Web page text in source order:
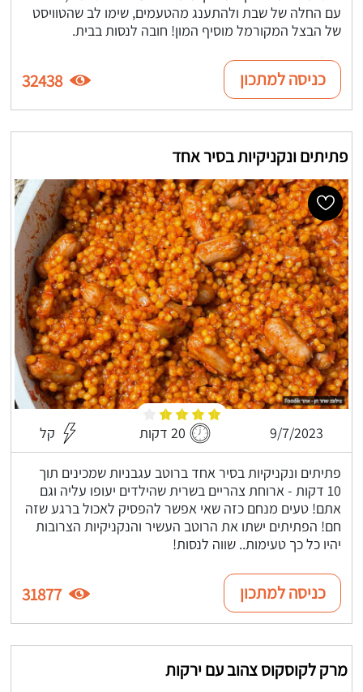
עם החלה של שבת ולהתענג מהטעמים, שימו לב שהטוויסט
של הבצל המקורמל מוסיף המון! חובה לנסות בבית.
כניסה למתכון 32438
פתיתים ונקניקיות בסיר אחד
9/7/2023 20 דקות קל
פתיתים ונקניקיות בסיר אחד ברוטב עגבניות שמכינים תוך
10 דקות - ארוחת צהריים בשרית שהילדים יעופו עליה וגם
אתם! טעים מנחם כזה שאי אפשר להפסיק לאכול ברגע שזה
חם! הפתיתים ישתו את הרוטב העשיר והנקניקיות הצרובות
יהיו כל כך טעימות.. שווה לנסות!
כניסה למתכון 31877
מרק לקוסקוס צהוב עם ירקות